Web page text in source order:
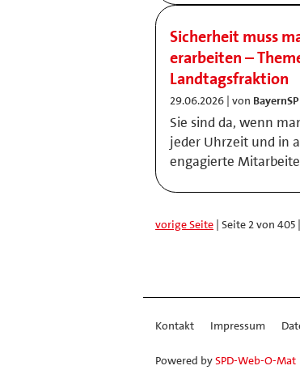
Sicherheit muss
erarbeiten –
Landtagsfraktion
29.06.2026 | von
Sie sind da, wenn
jeder Uhrzeit und in
engagierte
vorige Seite | Seite 2 von 405 |
Kontakt Impressum
Powered bySPD-Web-O-Mat